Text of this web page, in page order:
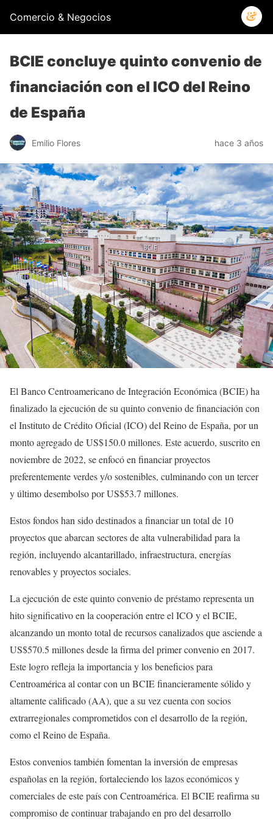
Comercio & Negocios
BCIE concluye quinto convenio de
financiación con el ICO del Reino
de España
Emilio Flores hace 3 años
El Banco Centroamericano de Integración Económica (BCIE) ha
finalizado la ejecución de su quinto convenio de financiación con
el Instituto de Crédito Oficial (ICO) del Reino de España, por un
monto agregado de US$150.0 millones. Este acuerdo, suscrito en
noviembre de 2022, se enfocó en financiar proyectos
preferentemente verdes y/o sostenibles, culminando con un tercer
y último desembolso por US$53.7 millones.
Estos fondos han sido destinados a financiar un total de 10
proyectos que abarcan sectores de alta vulnerabilidad para la
región, incluyendo alcantarillado, infraestructura, energías
renovables y proyectos sociales.
La ejecución de este quinto convenio de préstamo representa un
hito significativo en la cooperación entre el ICO y el BCIE,
alcanzando un monto total de recursos canalizados que asciende a
US$570.5 millones desde la firma del primer convenio en 2017.
Este logro refleja la importancia y los beneficios para
Centroamérica al contar con un BCIE financieramente sólido y
altamente calificado (AA), que a su vez cuenta con socios
extrarregionales comprometidos con el desarrollo de la región,
como el Reino de España.
Estos convenios también fomentan la inversión de empresas
españolas en la región, fortaleciendo los lazos económicos y
comerciales de este país con Centroamérica. El BCIE reafirma su
compromiso de continuar trabajando en pro del desarrollo